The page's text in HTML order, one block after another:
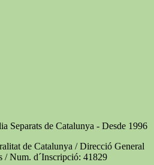
Separats de Catalunya - Desde 1996
de Catalunya / Direcció General
/ Num. d´Inscripció: 41829